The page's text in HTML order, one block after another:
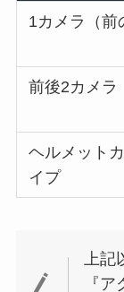
1カメラ（前
前後2カメラ
ヘルメット
イプ
上記
『